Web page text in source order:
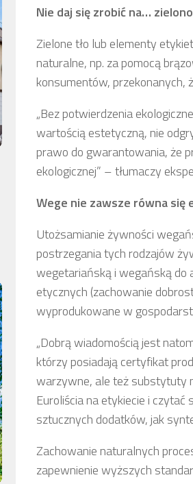
Nie daj się zrobić na… zielono
Zielone tło lub elementy
naturalne, np. za pomocą
konsumentów, przekonanych,
„Bez potwierdzenia
wartością estetyczną, nie
prawo do gwarantowania, że
ekologicznej” – tłumaczy
Wege nie zawsze równa się
Utożsamianie żywności
postrzegania tych rodzajów
wegetariańską i wegańską do
etycznych (zachowanie
wyprodukowane w
„Dobrą wiadomością jest
którzy posiadają certyfikat
warzywne, ale też substytuty
Euroliścia na etykiecie i
sztucznych dodatków, jak
Zachowanie naturalnych
zapewnienie wyższych